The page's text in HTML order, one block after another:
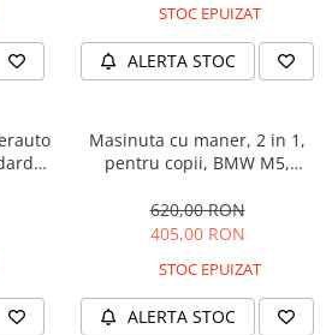
STOC EPUIZAT
ALERTA STOC
Masinuta cu maner, 2 in 1,
pentru copii, BMW M5,
620,00 RON
405,00 RON
STOC EPUIZAT
ALERTA STOC